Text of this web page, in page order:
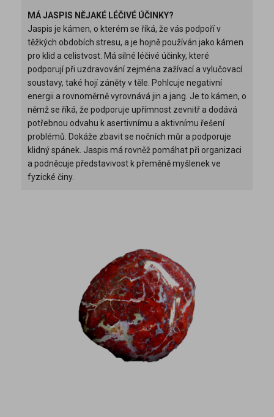
MÁ JASPIS NĚJAKÉ LÉČIVÉ ÚČINKY?
Jaspis je kámen, o kterém se říká, že vás podpoří v
těžkých obdobích stresu, a je hojně používán jako kámen
pro klid a celistvost. Má silné léčivé účinky, které
podporují při uzdravování zejména zažívací a vylučovací
soustavy, také hojí záněty v těle. Pohlcuje negativní
energii a rovnoměrně vyrovnává jin a jang. Je to kámen, o
němž se říká, že podporuje upřímnost zevnitř a dodává
potřebnou odvahu k asertivnímu a aktivnímu řešení
problémů. Dokáže zbavit se nočních můr a podporuje
klidný spánek. Jaspis má rovněž pomáhat při organizaci
a podněcuje představivost k přeměně myšlenek ve
fyzické činy.